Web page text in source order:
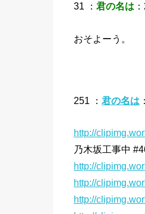
31 ： 君の名は
おそよーう。
251 ： 君の名は
http://
乃木坂工事中
http://
http://
http://